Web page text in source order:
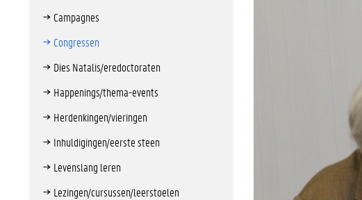
Campagnes
Congressen
Dies Natalis/eredoctoraten
Happenings/thema-events
Herdenkingen/vieringen
Inhuldigingen/eerste steen
Levenslang leren
Lezingen/cursussen/leerstoelen